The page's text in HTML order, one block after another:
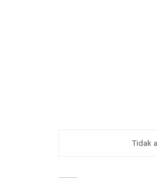
Tidak